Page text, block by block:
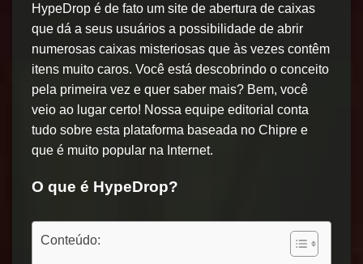
HypeDrop é de fato um site de abertura de caixas
que dá a seus usuários a possibilidade de abrir
numerosas caixas misteriosas que às vezes contêm
itens muito caros. Você está descobrindo o conceito
pela primeira vez e quer saber mais? Bem, você
veio ao lugar certo! Nossa equipe editorial conta
tudo sobre esta plataforma baseada no Chipre e
que é muito popular na Internet.
O que é HypeDrop?
Conteúdo: